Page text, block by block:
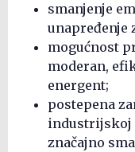
smanjenje
unapređenje
mogućnost
moderan,
energent;
postepena
industrijskoj
značajno